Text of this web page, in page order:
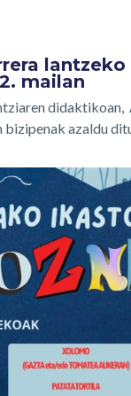
mailan
bizipenak azaldu